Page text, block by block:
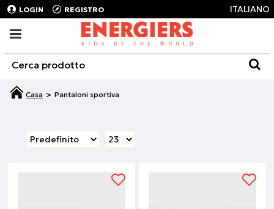
LOGIN REGISTRO ITALIANO
Pantaloni sportiva